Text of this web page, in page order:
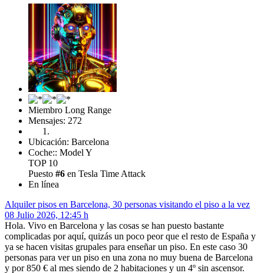
Miembro Long Range
Mensajes: 272
Ubicación: Barcelona
Coche:: Model Y
TOP 10
Puesto #6 en Tesla Time Attack
En línea
Alquiler pisos en Barcelona, 30 personas visitando el piso a la vez
08 Julio 2026, 12:45 h
Hola. Vivo en Barcelona y las cosas se han puesto bastante
complicadas por aquí, quizás un poco peor que el resto de España y
ya se hacen visitas grupales para enseñar un piso. En este caso 30
personas para ver un piso en una zona no muy buena de Barcelona
y por 850 € al mes siendo de 2 habitaciones y un 4º sin ascensor.